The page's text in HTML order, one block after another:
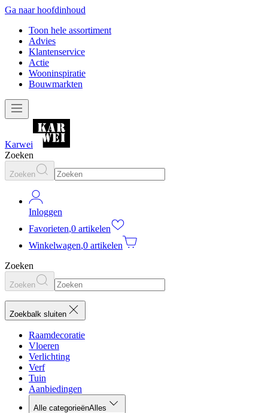
Ga naar hoofdinhoud
Toon hele assortiment
Advies
Klantenservice
Actie
Wooninspiratie
Bouwmarkten
Karwei
Zoeken
Zoeken
Inloggen
Favorieten,0 artikelen
Winkelwagen,0 artikelen
Zoeken
Zoeken
Zoekbalk sluiten
Raamdecoratie
Vloeren
Verlichting
Verf
Tuin
Aanbiedingen
Alle categorieënAlles